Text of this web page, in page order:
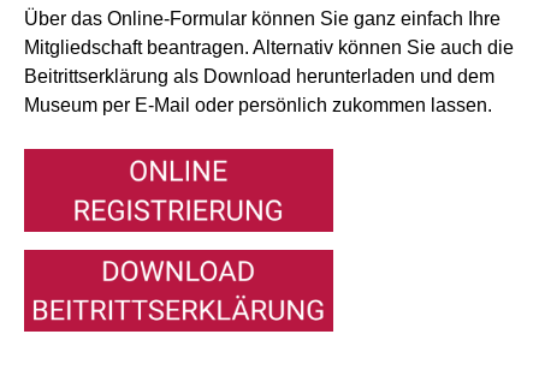
Über das Online-Formular können Sie ganz einfach Ihre
Mitgliedschaft beantragen. Alternativ können Sie auch die
Beitrittserklärung als Download herunterladen und dem
Museum per E-Mail oder persönlich zukommen lassen.